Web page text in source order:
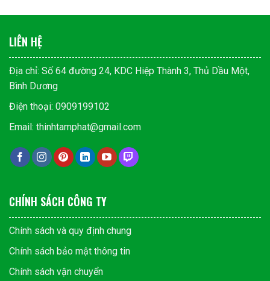
LIÊN HỆ
Địa chỉ: Số 64 đường 24, KDC Hiệp Thành 3, Thủ Dầu Một,
Bình Dương
Điện thoại: 0909199102
Email: thinhtamphat@gmail.com
CHÍNH SÁCH CÔNG TY
Chính sách và quy định chung
Chính sách bảo mật thông tin
Chính sách vận chuyển